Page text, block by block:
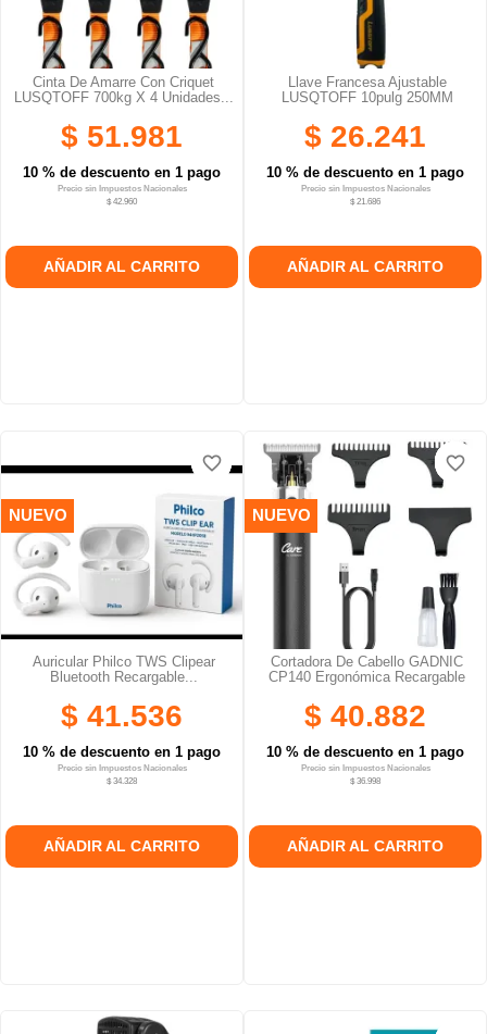
Cinta De Amarre Con Criquet
LUSQTOFF 700kg X 4 Unidades...
$ 51.981
10 % de descuento en 1 pago
Precio sin Impuestos Nacionales
$ 42.960
AÑADIR AL CARRITO
Llave Francesa Ajustable
LUSQTOFF 10pulg 250MM
$ 26.241
10 % de descuento en 1 pago
Precio sin Impuestos Nacionales
$ 21.686
AÑADIR AL CARRITO
Auricular Philco TWS Clipear
Bluetooth Recargable...
$ 41.536
10 % de descuento en 1 pago
Precio sin Impuestos Nacionales
$ 34.328
AÑADIR AL CARRITO
NUEVO
favorite_border
favorite_border
favorite_border
Cortadora De Cabello GADNIC
CP140 Ergonómica Recargable
$ 40.882
10 % de descuento en 1 pago
Precio sin Impuestos Nacionales
$ 36.998
AÑADIR AL CARRITO
NUEVO
favorite_border
favorite_border
favorite_border